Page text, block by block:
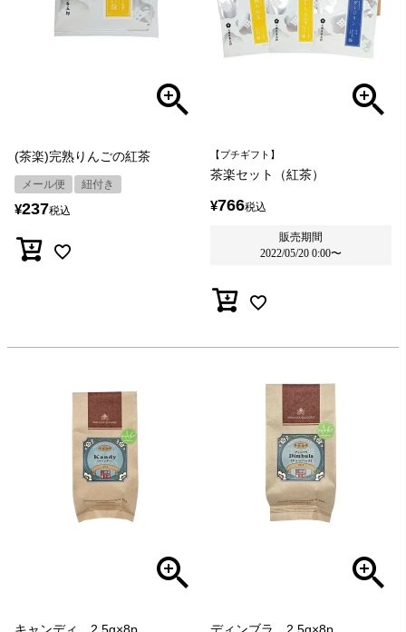
(茶楽)完熟りんごの紅茶
メール便 紐付き
¥237税込
【プチギフト】
茶楽セット（紅茶）
¥766税込
販売期間
2022/05/20 0:00〜
キャンディ 2.5g×8p ディンブラ 2.5g×8p